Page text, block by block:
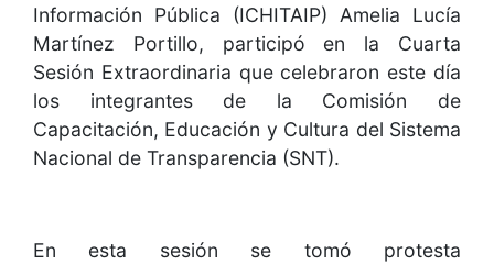
Información Pública (ICHITAIP) Amelia Lucía
Martínez Portillo, participó en la Cuarta
Sesión Extraordinaria que celebraron este día
los integrantes de la Comisión de
Capacitación, Educación y Cultura del Sistema
Nacional de Transparencia (SNT).
En esta sesión se tomó protesta